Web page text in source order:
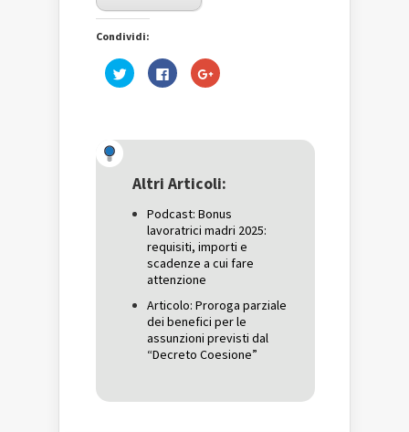
Condividi:
Fai
clic
una
nuova
Fai
clic
nuova
finestra)
Fai
clic
una
nuova
Altri Articoli:
Podcast: Bonus
lavoratrici madri 2025:
requisiti, importi e
scadenze a cui fare
attenzione
Articolo: Proroga parziale
dei benefici per le
assunzioni previsti dal
“Decreto Coesione”